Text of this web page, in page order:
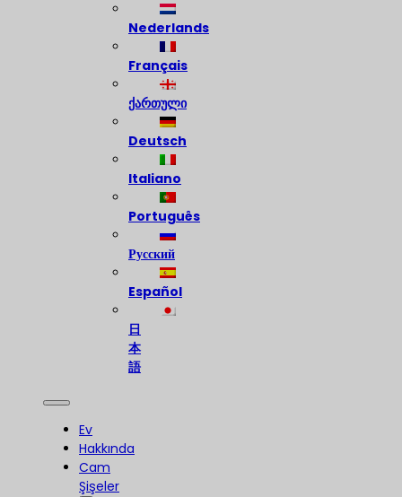
Nederlands
Français
ქართული
Deutsch
Italiano
Português
Русский
Español
日
本
語
Ev
Hakkında
Cam
Şişeler